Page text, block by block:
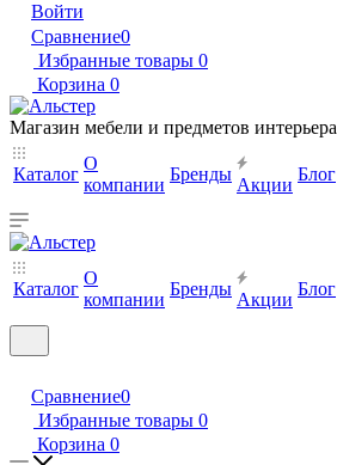
Войти
Сравнение0
Избранные товары 0
Корзина 0
Магазин мебели и предметов интерьера
Каталог
О
компании
Бренды
Акции
Блог
Каталог
О
компании
Бренды
Акции
Блог
Сравнение0
Избранные товары 0
Корзина 0